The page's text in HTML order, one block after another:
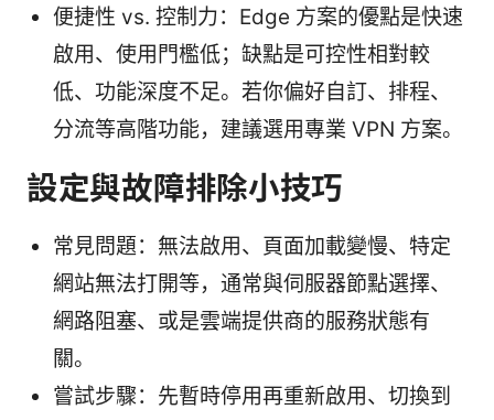
便捷性 vs. 控制力：Edge 方案的優點是快速
啟用、使用門檻低；缺點是可控性相對較
低、功能深度不足。若你偏好自訂、排程、
分流等高階功能，建議選用專業 VPN 方案。
設定與故障排除小技巧
常見問題：無法啟用、頁面加載變慢、特定
網站無法打開等，通常與伺服器節點選擇、
網路阻塞、或是雲端提供商的服務狀態有
關。
嘗試步驟：先暫時停用再重新啟用、切換到